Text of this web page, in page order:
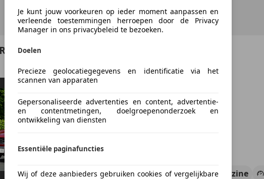
07/1976 94.049 km Benzine
Je kunt jouw voorkeuren op ieder moment aanpassen en
verleende toestemmingen herroepen door de Privacy
Manager in ons privacybeleid te bezoeken.
Doelen
Precieze geolocatiegegevens en identificatie via het
scannen van apparaten
Gepersonaliseerde advertenties en content, advertentie-
en contentmetingen, doelgroepenonderzoek en
ontwikkeling van diensten
Essentiële paginafuncties
Wij of deze aanbieders gebruiken cookies of vergelijkbare